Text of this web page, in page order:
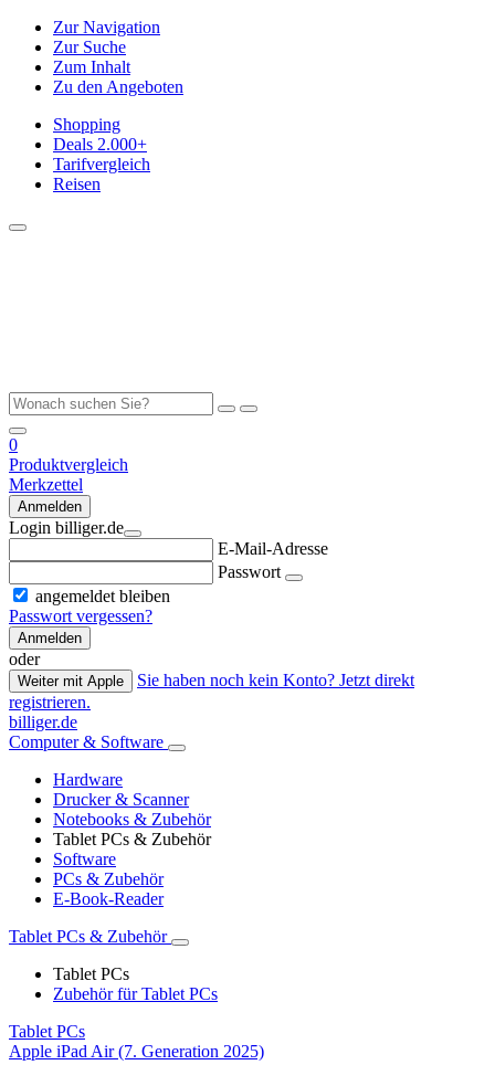
Zur Navigation
Zur Suche
Zum Inhalt
Zu den Angeboten
Shopping
Deals 2.000+
Tarifvergleich
Reisen
0
Produktvergleich
Merkzettel
Anmelden
Login billiger.de
E-Mail-Adresse
Passwort
angemeldet bleiben
Passwort vergessen?
Anmelden
oder
Weiter mit Apple
Sie haben noch kein Konto? Jetzt direkt
registrieren.
billiger.de
Computer & Software
Hardware
Drucker & Scanner
Notebooks & Zubehör
Tablet PCs & Zubehör
Software
PCs & Zubehör
E-Book-Reader
Tablet PCs & Zubehör
Tablet PCs
Zubehör für Tablet PCs
Tablet PCs
Apple iPad Air (7. Generation 2025)